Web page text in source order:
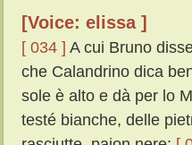
[Voice: elissa ]
[ 034 ] A cui Bruno
che Calandrino dica
sole è alto e dà per lo
testé bianche, delle